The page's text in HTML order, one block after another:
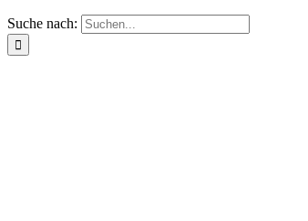
Suche nach: